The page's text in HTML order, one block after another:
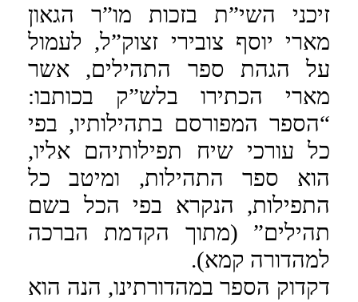
זיכני השי”ת בזכות מו”ר הגאון
מארי יוסף צובירי זצוק”ל, לעמול
על הגהת ספר התהילים, אשר
מארי הכתירו בלש”ק בכותבו:
“הספר המפורסם בתהילותיו, בפי
כל עורכי שיח תפילותיהם אליו,
הוא ספר התהילות, ומיטב כל
התפילות, הנקרא בפי הכל בשם
תהילים” (מתוך הקדמת הברכה
למהדורה קמא).
דקדוק הספר במהדורתינו, הנה הוא